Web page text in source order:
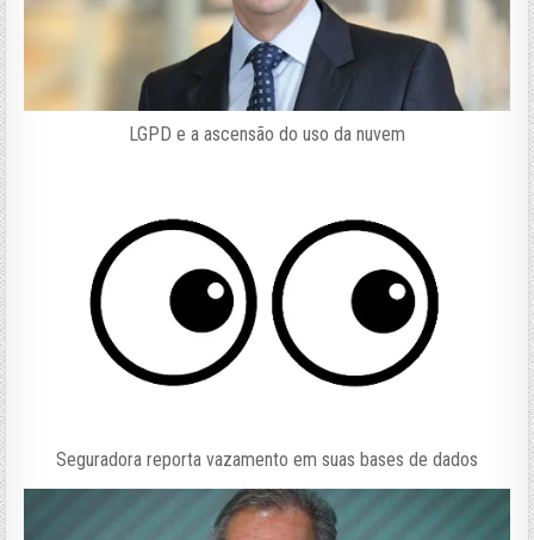
LGPD e a ascensão do uso da nuvem
Seguradora reporta vazamento em suas bases de dados